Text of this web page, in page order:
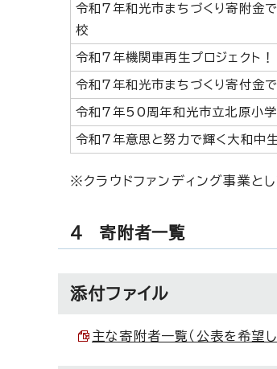
令和7年和光市まちづくり寄附金
校
令和7年機関車再生プロジェクト
令和7年和光市まちづくり寄付金
令和7年50周年和光市立北原小
令和7年意思と努力で輝く大和中
※クラウドファンディング事業と
4 寄附者一覧
添付ファイル
主な寄附者一覧（公表を希望